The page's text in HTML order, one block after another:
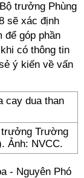
trưởng Phùng
sẽ xác định
để góp phần
có thông tin
ý kiến về vấn
trưởng Trường
Ảnh: NVCC.
- Nguyên Phó